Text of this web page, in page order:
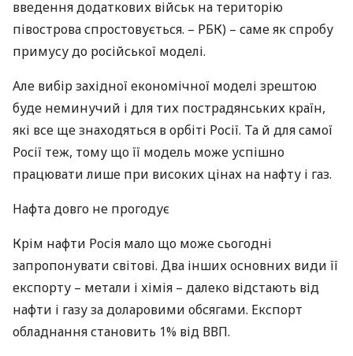
введення додаткових військ на територію
півострова спростовується. – РБК) – саме як спробу
примусу до російської моделі.
Але вибір західної економічної моделі зрештою
буде неминучий і для тих пострадянських країн,
які все ще знаходяться в орбіті Росії. Та й для самої
Росії теж, тому що її модель може успішно
працювати лише при високих цінах на нафту і газ.
Нафта довго не прогодує
Крім нафти Росія мало що може сьогодні
запропонувати світові. Два інших основних види її
експорту – метали і хімія – далеко відстають від
нафти і газу за доларовими обсягами. Експорт
обладнання становить 1% від ВВП.